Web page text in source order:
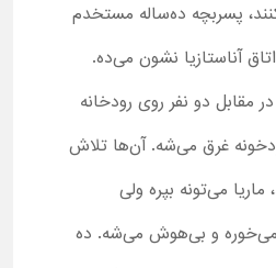
پسربچه ده‌ساله مستخدم
آناستازیا نشون می‌ده.
مقابل دو نفر روی رودخانه
غرق می‌شه. آن‌ها تلاش
ماریا می‌تونه بپره ولی
می‌خوره و بی‌هوش می‌شه. ده